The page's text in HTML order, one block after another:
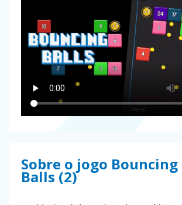
Sobre o jogo Bouncing
Balls (2)